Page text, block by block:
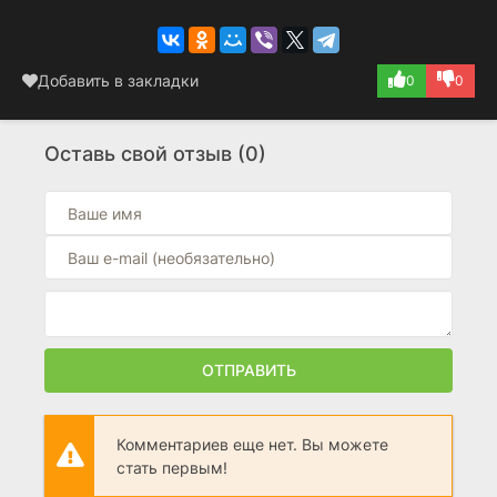
Добавить в закладки 0 0
Оставь свой отзыв (0)
ОТПРАВИТЬ
Комментариев еще нет. Вы можете
стать первым!